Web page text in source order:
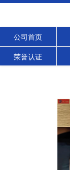
公司首页
荣誉认证